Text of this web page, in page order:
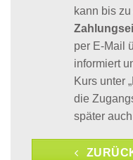
kann bis zu
per E-Mail
informiert
Kurs unter
die
später